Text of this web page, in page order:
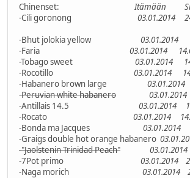
Chinenset:Itämään
-Cili goronong 03.01.2014
-Bhut jolokia yellow 03.01.2014
-Faria 03.01.2014
-Tobago sweet 03.01.2014
-Rocotillo 03.01.2014
-Habanero brown large 03.01.2014
-Peruvian white habanero 03.01.2014
-Antillais 14.5 03.01.2014
-Rocato 03.01.2014
-Bonda ma Jacques 03.01.2014
-Graigs double hot orange habanero
-"Jaolstenin Trinidad Peach"
03.01.2014
-7Pot primo 03.01.2014
-Naga morich 03.01.2014